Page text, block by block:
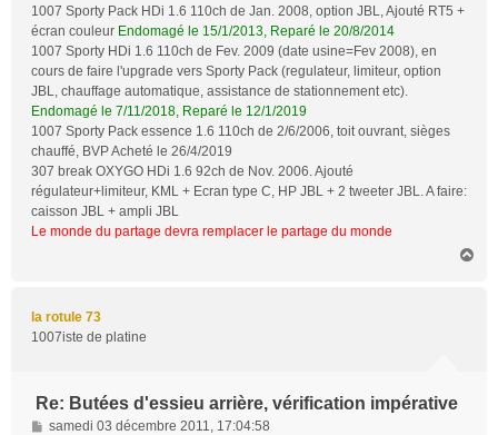
1007 Sporty Pack HDi 1.6 110ch de Jan. 2008, option JBL, Ajouté RT5 +
écran couleur Endomagé le 15/1/2013, Reparé le 20/8/2014
1007 Sporty HDi 1.6 110ch de Fev. 2009 (date usine=Fev 2008), en
cours de faire l'upgrade vers Sporty Pack (regulateur, limiteur, option
JBL, chauffage automatique, assistance de stationnement etc).
Endomagé le 7/11/2018, Reparé le 12/1/2019
1007 Sporty Pack essence 1.6 110ch de 2/6/2006, toit ouvrant, sièges
chauffé, BVP Acheté le 26/4/2019
307 break OXYGO HDi 1.6 92ch de Nov. 2006. Ajouté
régulateur+limiteur, KML + Ecran type C, HP JBL + 2 tweeter JBL. A faire:
caisson JBL + ampli JBL
Le monde du partage devra remplacer le partage du monde
la rotule 73
1007iste de platine
Re: Butées d'essieu arrière, vérification impérative
M
samedi 03 décembre 2011, 17:04:58